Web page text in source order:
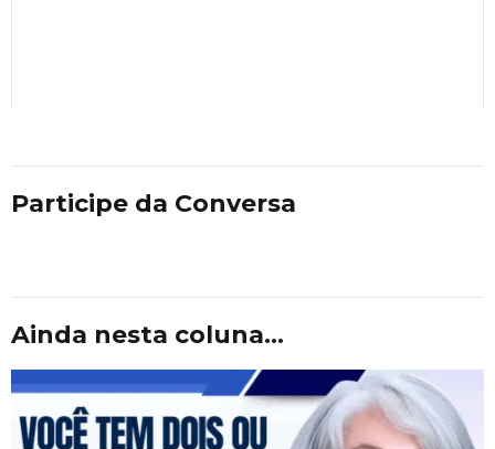
Participe da Conversa
Ainda nesta coluna...